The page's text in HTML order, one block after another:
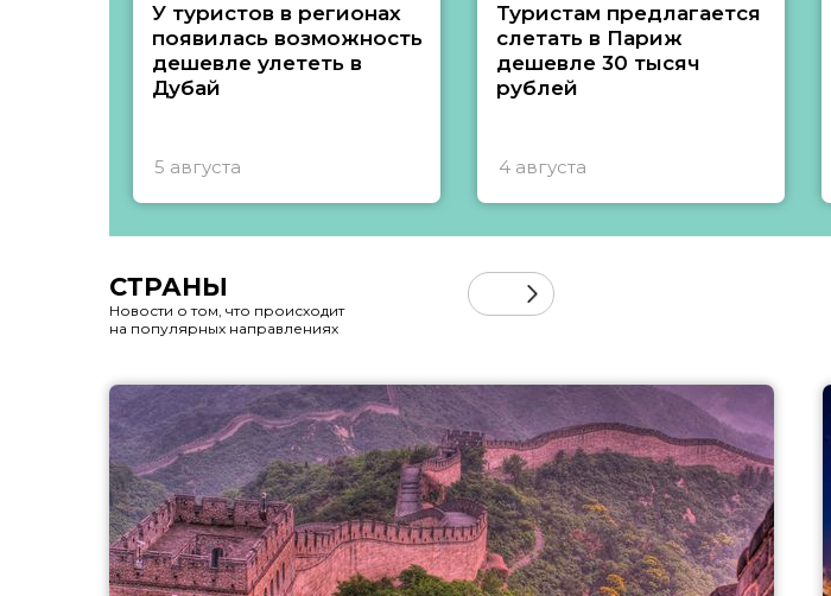
У туристов в регионах
появилась возможность
дешевле улететь в
Дубай
5 августа
Туристам предлагается
слетать в Париж
дешевле 30 тысяч
рублей
4 августа
СТРАНЫ
Новости о том, что происходит
на популярных направлениях